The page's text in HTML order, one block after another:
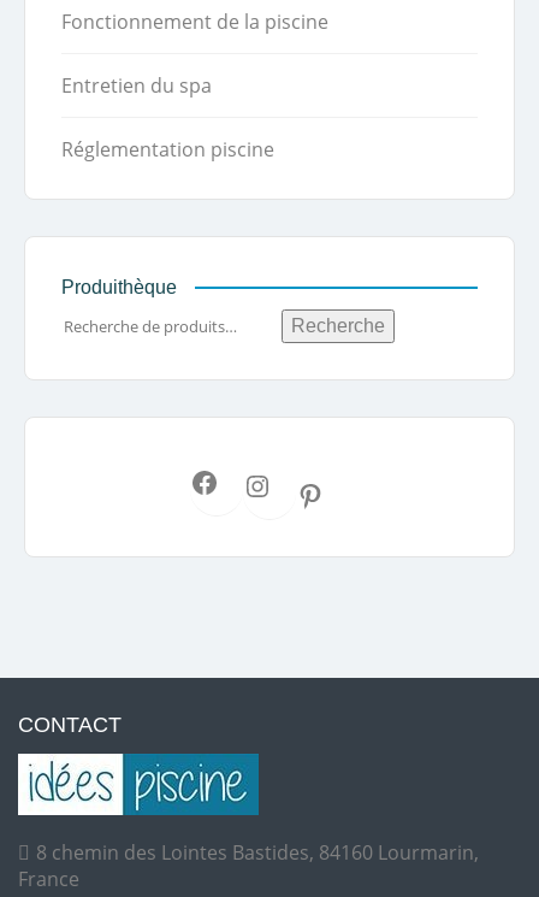
Fonctionnement de la piscine
Entretien du spa
Réglementation piscine
Produithèque
Recherche
CONTACT
8 chemin des Lointes Bastides, 84160 Lourmarin,
France